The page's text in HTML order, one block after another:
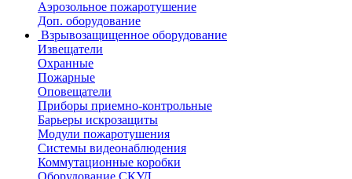
Аэрозольное пожаротушение
Доп. оборудование
Взрывозащищенное оборудование
Извещатели
Охранные
Пожарные
Оповещатели
Приборы приемно-контрольные
Барьеры искрозащиты
Модули пожаротушения
Системы видеонаблюдения
Коммутационные коробки
Оборудование СКУД